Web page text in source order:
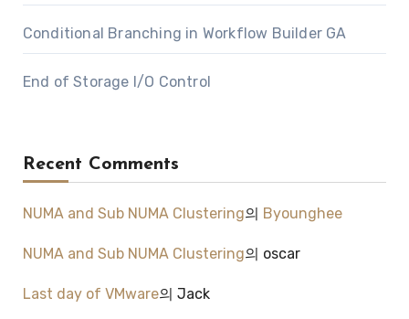
Conditional Branching in Workflow Builder GA
End of Storage I/O Control
Recent Comments
NUMA and Sub NUMA Clustering의 Byounghee
NUMA and Sub NUMA Clustering의 oscar
Last day of VMware의 Jack